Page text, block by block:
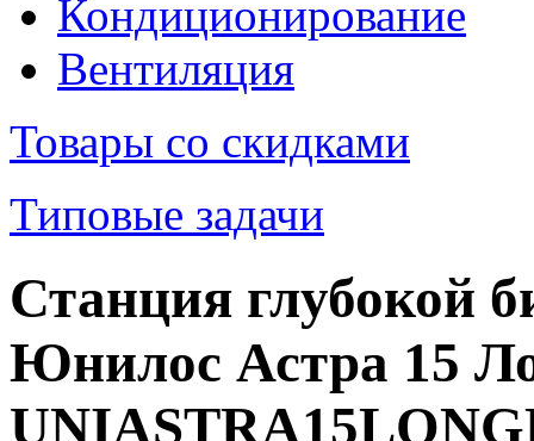
Кондиционирование
Вентиляция
Товары со скидками
Типовые задачи
Станция глубокой
Юнилос Астра 15